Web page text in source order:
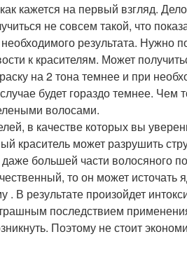
кажется на первый взгляд.
не совсем такой, что
результата. Нужно
к красителям. Может
на 2 тона темнее и при
будет гораздо темнее. Чем
волосами.
в качестве которых вы
краситель может разрушить
большей части волосяного
то он может источать
. В результате произойдет
последствием
Поэтому не стоит